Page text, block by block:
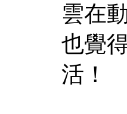
雲在
也覺
活！